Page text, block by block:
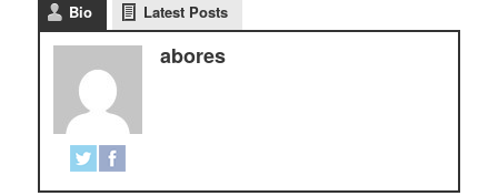
Bio Latest Posts
abores